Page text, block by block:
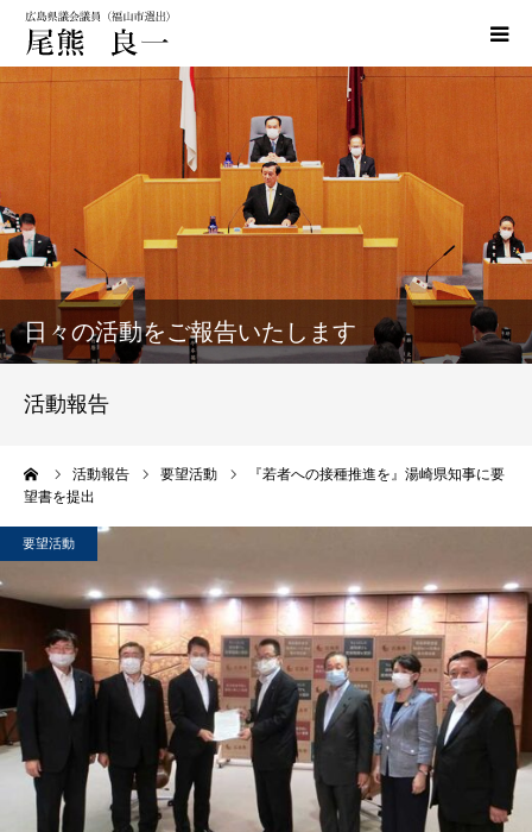
日々の活動をご報告いたします
活動報告
活動報告 要望活動
『若者への接種推進を』湯崎県知事に要
望書を提出
要望活動
活動実績
活動報告